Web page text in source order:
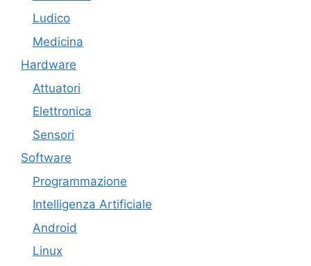
Ludico
Medicina
Hardware
Attuatori
Elettronica
Sensori
Software
Programmazione
Intelligenza Artificiale
Android
Linux